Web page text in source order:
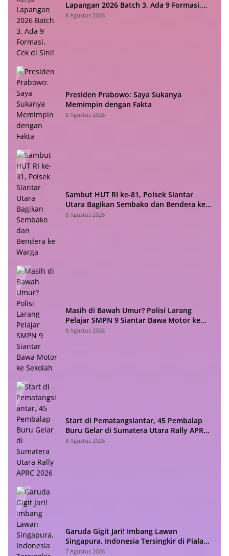
Lapangan 2026 Batch 3, Ada 9 Formasi,
Cek di Sini!
8 Agustus 2026
Presiden Prabowo: Saya Sukanya
Memimpin dengan Fakta
8 Agustus 2026
Sambut HUT RI ke-81, Polsek Siantar
Utara Bagikan Sembako dan Bendera ke
Warga
8 Agustus 2026
Masih di Bawah Umur? Polisi Larang
Pelajar SMPN 9 Siantar Bawa Motor ke
Sekolah
8 Agustus 2026
Start di Pematangsiantar, 45 Pembalap
Buru Gelar di Sumatera Utara Rally APRC
2026
8 Agustus 2026
Garuda Gigit Jari! Imbang Lawan
Singapura, Indonesia Tersingkir di Piala
ASEAN 2026
7 Agustus 2026